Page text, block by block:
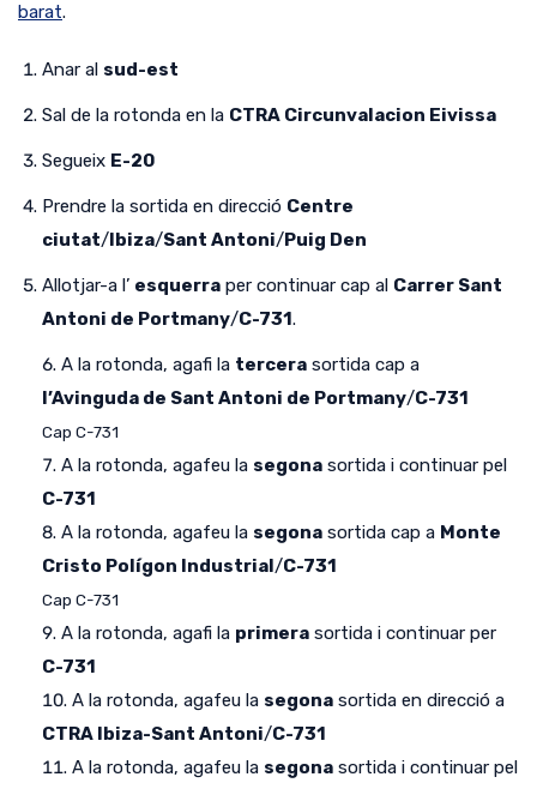
barat.
Anar al sud-est
Sal de la rotonda en la CTRA Circunvalacion Eivissa
Segueix E-20
Prendre la sortida en direcció Centre
ciutat/Ibiza/Sant Antoni/Puig Den
Allotjar-a l’ esquerra per continuar cap al Carrer Sant
Antoni de Portmany/C-731.
A la rotonda, agafi la tercera sortida cap a
l’Avinguda de Sant Antoni de Portmany/C-731
Cap C-731
A la rotonda, agafeu la segona sortida i continuar pel
C-731
A la rotonda, agafeu la segona sortida cap a Monte
Cristo Polígon Industrial/C-731
Cap C-731
A la rotonda, agafi la primera sortida i continuar per
C-731
A la rotonda, agafeu la segona sortida en direcció a
CTRA Ibiza-Sant Antoni/C-731
A la rotonda, agafeu la segona sortida i continuar pel